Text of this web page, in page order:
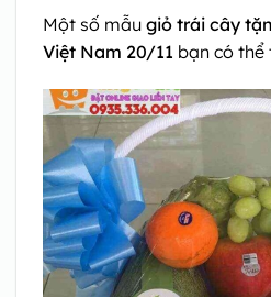
Một số mẫu giỏ trái cây
Việt Nam 20/11 bạn có thể